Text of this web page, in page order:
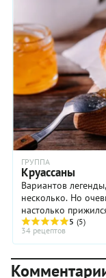
ГРУППА
Круассаны
Вариантов
несколько. Но
настолько
гастрономических
5 (5)
34 рецептов